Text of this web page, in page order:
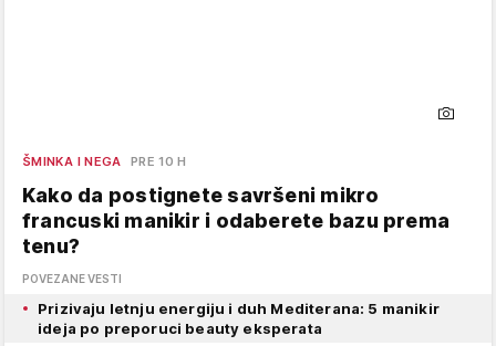
ŠMINKA I NEGA PRE 10 H
Kako da postignete savršeni mikro
francuski manikir i odaberete bazu prema
tenu?
POVEZANE VESTI
Prizivaju letnju energiju i duh Mediterana: 5 manikir
ideja po preporuci beauty eksperata